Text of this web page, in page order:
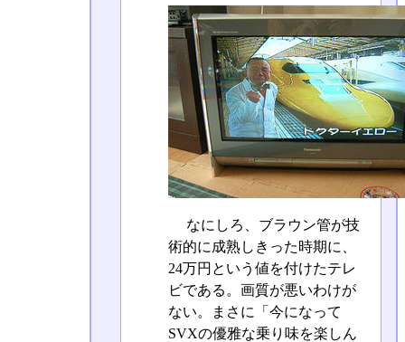
なにしろ、ブラウン管が技
術的に成熟しきった時期に、
24万円という値を付けたテレ
ビである。画質が悪いわけが
ない。まさに「今になって
SVXの優雅な乗り味を楽しん